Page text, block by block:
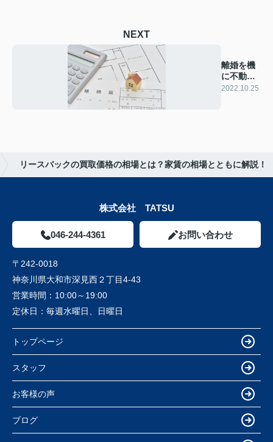
NEXT
離婚を機
に不動産
売却をす
2022.10.25
リースバックの買取価格の相場とは？家賃の相場とともに解説！
株式会社 TATSU
046-244-4361 お問い合わせ
〒242-0018
神奈川県大和市深見西２丁目4-43
営業時間： 10:00～19:00
定休日： 毎週水曜日、日曜日
トップページ
スタッフ
お客様の声
ブログ